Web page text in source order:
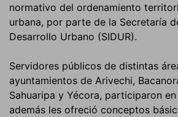
normativo del ordenamiento
urbana, por parte de la Secretaría
Desarrollo Urbano (SIDUR).
Servidores públicos de distintas
ayuntamientos de Arivechi,
Sahuaripa y Yécora, participaron
además les ofreció conceptos